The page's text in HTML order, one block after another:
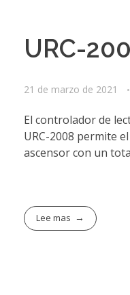
URC-
21 de marzo de 2021
El controlador de
URC-2008 permite
ascensor con un
Lee mas